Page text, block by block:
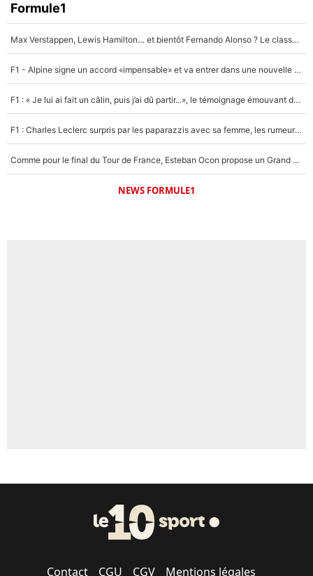
Formule1
Max Verstappen, Lewis Hamilton… et bientôt Fernando Alonso ? Le classement des pilotes les mieux payés en Formule 1 risque de changer !
F1 - Alpine signe un accord «impensable» et va entrer dans une nouvelle dimension : Grande nouvelle pour Pierre Gasly !
F1 : « Je lui ai fait un câlin, puis j’ai dû partir...», le témoignage émouvant de Max Verstappen sur sa fille
F1 : Charles Leclerc surpris par les paparazzis avec sa femme, les rumeurs étaient vraies !
Comme pour le final du Tour de France, Esteban Ocon propose un Grand Prix de Formule 1 à Paris : «Autour de l’Arc de Triomphe, ce serait génial» !
NEWS FORMULE1
Contact CGU CGV Mentions légales